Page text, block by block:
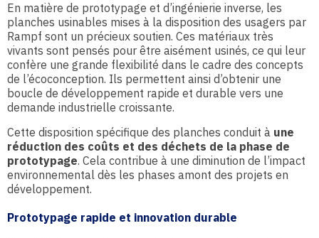
En matière de prototypage et d’ingénierie inverse, les
planches usinables mises à la disposition des usagers par
Rampf sont un précieux soutien. Ces matériaux très
vivants sont pensés pour être aisément usinés, ce qui leur
confère une grande flexibilité dans le cadre des concepts
de l’écoconception. Ils permettent ainsi d’obtenir une
boucle de développement rapide et durable vers une
demande industrielle croissante.
Cette disposition spécifique des planches conduit à une
réduction des coûts et des déchets de la phase de
prototypage. Cela contribue à une diminution de l’impact
environnemental dès les phases amont des projets en
développement.
Prototypage rapide et innovation durable